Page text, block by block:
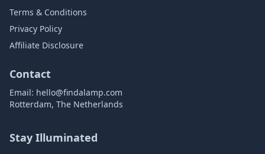
Terms & Conditions
Privacy Policy
Affiliate Disclosure
Contact
Email: hello@findalamp.com
Rotterdam, The Netherlands
Stay Illuminated